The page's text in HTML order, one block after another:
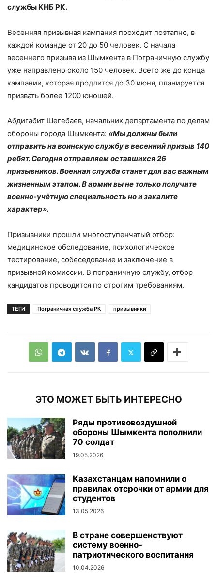
службы КНБ РК.
Весенняя призывная кампания проходит поэтапно, в
каждой команде от 20 до 50 человек. С начала
весеннего призыва из Шымкента в Пограничную службу
уже направлено около 150 человек. Всего же до конца
кампании, которая продлится до 30 июня, планируется
призвать более 1200 юношей.
Абдигабит Шегебаев, начальник департамента по делам
обороны города Шымкента: «Мы должны были
отправить на воинскую службу в весенний призыв 140
ребят. Сегодня отправляем оставшихся 26
призывников. Военная служба станет для вас важным
жизненным этапом. В армии вы не только получите
военно-учётную специальность но и закалите
характер».
Призывники прошли многоступенчатый отбор:
медицинское обследование, психологическое
тестирование, собеседование и заключение в
призывной комиссии. В пограничную службу, отбор
кандидатов проводится по строгим требованиям.
ТЕГИ Пограничная служба РК призывники
ЭТО МОЖЕТ БЫТЬ ИНТЕРЕСНО
Ряды противовоздушной
обороны Шымкента пополнили
70 солдат
19.05.2026
Казахстанцам напомнили о
правилах отсрочки от армии для
студентов
13.05.2026
В стране совершенствуют
систему военно-
патриотического воспитания
10.04.2026